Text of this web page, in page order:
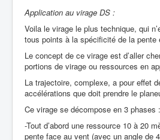
Application au virage DS :
Voila le virage le plus technique, qui
tous points à la spécificité de la pente
Le concept de ce virage est d’aller
portions de virage ou ressources en
La trajectoire, complexe, a pour effet
accélérations que doit prendre le
Ce virage se décompose en 3 phases :
-Tout d’abord une ressource 10 à 20
pente face au vent (avec un angle de